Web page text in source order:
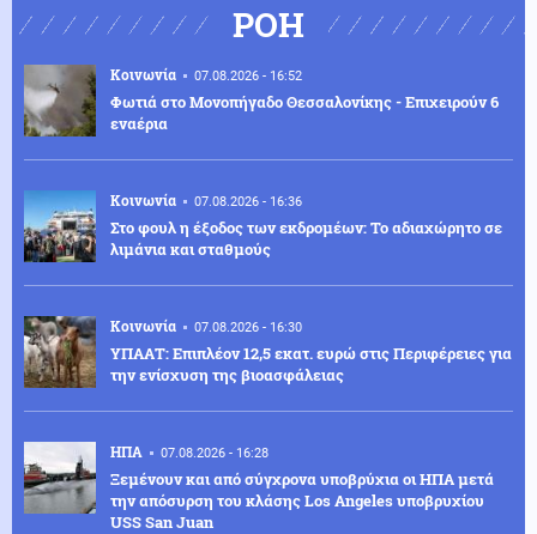
ΡΟΗ
Κοινωνία 07.08.2026 - 16:52
Φωτιά στο Μονοπήγαδο Θεσσαλονίκης - Επιχειρούν 6
εναέρια
Κοινωνία 07.08.2026 - 16:36
Στο φουλ η έξοδος των εκδρομέων: Το αδιαχώρητο σε
λιμάνια και σταθμούς
Κοινωνία 07.08.2026 - 16:30
ΥΠΑΑΤ: Επιπλέον 12,5 εκατ. ευρώ στις Περιφέρειες για
την ενίσχυση της βιοασφάλειας
ΗΠΑ 07.08.2026 - 16:28
Ξεμένουν και από σύγχρονα υποβρύχια οι ΗΠΑ μετά
την απόσυρση του κλάσης Los Angeles υποβρυχίου
USS San Juan